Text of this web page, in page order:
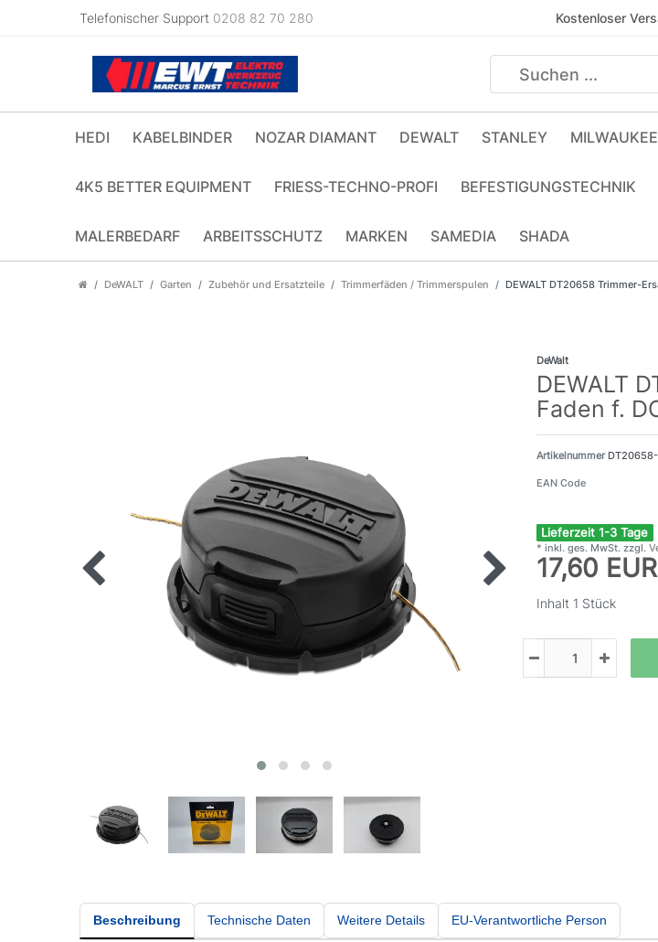
Telefonischer Support 0208 82 70 280 Kostenloser
HEDI KABELBINDER NOZAR DIAMANT DEWALT STANLEY MILWAUKEE
4K5 BETTER EQUIPMENT FRIESS-TECHNO-PROFI BEFESTIGUNGSTECHNIK
MALERBEDARF ARBEITSSCHUTZ MARKEN SAMEDIA SHADA
DeWALT Garten Zubehör und Ersatzteile Trimmerfäden / Trimmerspulen DEWALT DT20658 Trimmer-
DeWalt
DEWALT
Faden f.
Artikelnummer
EAN Code
Lieferzeit 1-3 Tage
* inkl. ges. MwSt. zzgl.
17,60 EUR
Inhalt 1 Stück
Beschreibung Technische Daten Weitere Details EU-Verantwortliche Person